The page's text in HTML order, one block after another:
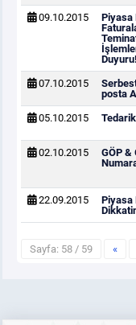
09.10.2015
Piyasa
Duyuru!
07.10.2015
posta
05.10.2015
02.10.2015
GÖP &
22.09.2015
Piyasa
Sayfa: 58 / 59 «